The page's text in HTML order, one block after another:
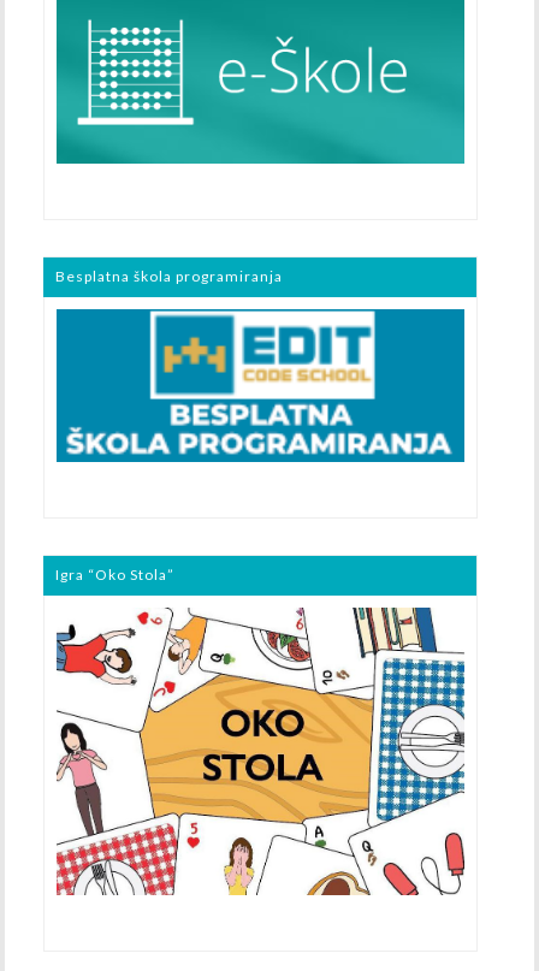
Besplatna škola programiranja
Igra “Oko Stola”